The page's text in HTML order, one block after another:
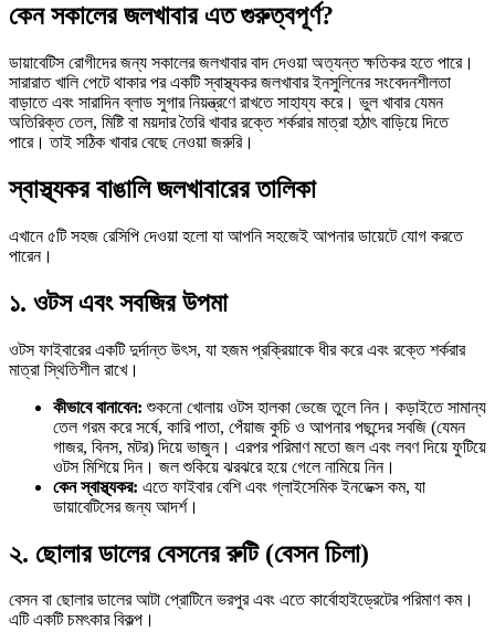
কেন সকালের জলখাবার এত গুরুত্বপূর্ণ?
ডায়াবেটিস রোগীদের জন্য সকালের জলখাবার বাদ দেওয়া অত্যন্ত ক্ষতিকর হতে পারে।
সারারাত খালি পেটে থাকার পর একটি স্বাস্থ্যকর জলখাবার ইনসুলিনের সংবেদনশীলতা
বাড়াতে এবং সারাদিন ব্লাড সুগার নিয়ন্ত্রণে রাখতে সাহায্য করে। ভুল খাবার যেমন
অতিরিক্ত তেল, মিষ্টি বা ময়দার তৈরি খাবার রক্তে শর্করার মাত্রা হঠাৎ বাড়িয়ে দিতে
পারে। তাই সঠিক খাবার বেছে নেওয়া জরুরি।
স্বাস্থ্যকর বাঙালি জলখাবারের তালিকা
এখানে ৫টি সহজ রেসিপি দেওয়া হলো যা আপনি সহজেই আপনার ডায়েটে যোগ করতে
পারেন।
১. ওটস এবং সবজির উপমা
ওটস ফাইবারের একটি দুর্দান্ত উৎস, যা হজম প্রক্রিয়াকে ধীর করে এবং রক্তে শর্করার
মাত্রা স্থিতিশীল রাখে।
কীভাবে বানাবেন: শুকনো খোলায় ওটস হালকা ভেজে তুলে নিন। কড়াইতে সামান্য
তেল গরম করে সর্ষে, কারি পাতা, পেঁয়াজ কুচি ও আপনার পছন্দের সবজি (যেমন
গাজর, বিনস, মটর) দিয়ে ভাজুন। এরপর পরিমাণ মতো জল এবং লবণ দিয়ে ফুটিয়ে
ওটস মিশিয়ে দিন। জল শুকিয়ে ঝরঝরে হয়ে গেলে নামিয়ে নিন।
কেন স্বাস্থ্যকর: এতে ফাইবার বেশি এবং গ্লাইসেমিক ইনডেক্স কম, যা
ডায়াবেটিসের জন্য আদর্শ।
২. ছোলার ডালের বেসনের রুটি (বেসন চিলা)
বেসন বা ছোলার ডালের আটা প্রোটিনে ভরপুর এবং এতে কার্বোহাইড্রেটের পরিমাণ কম।
এটি একটি চমৎকার বিকল্প।